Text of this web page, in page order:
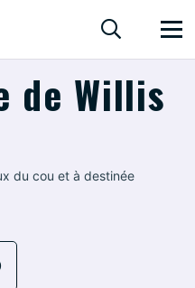
de Willis
du cou et à destinée